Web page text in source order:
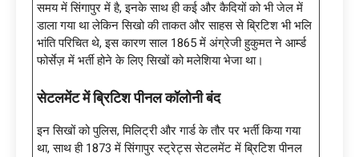
समय में सिंगापुर में है, इनके साथ ही कई और कैदियों को भी जेल में
डाला गया था लेकिन सिखो की ताकत और साहस से ब्रिटिश भी भलि
भांति परिचित थे, इस कारण साल 1865 में अंग्रेजी हुकुमत ने आर्म्ड
फोर्सेज़ में भर्ती होने के लिए सिखों को मलेशिया भेजा था।
सेटलमेंट में ब्रिटिश पीनल कॉलोनी बंद
इन सिखों को पुलिस, मिलिट्री और गार्ड के तौर पर भर्ती किया गया
था, साथ ही 1873 में सिंगापुर स्ट्रेट्स सेटलमेंट में ब्रिटिश पीनल